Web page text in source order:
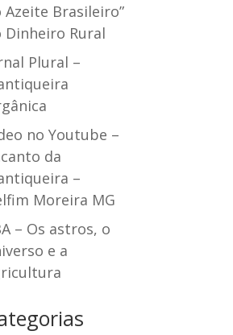
Azeite Brasileiro”
Dinheiro Rural
Plural –
no Youtube –
da
–
Moreira MG
– Os astros, o
e a